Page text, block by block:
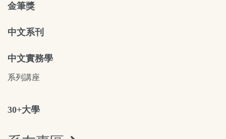
金筆獎
中文系刊
中文實務學
系列講座
30+大學